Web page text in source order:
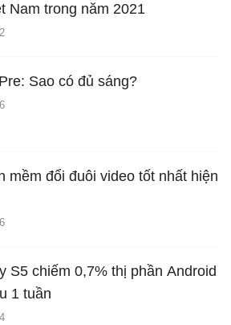
Nam trong năm 2021
Sao có đủ sáng?
mềm đổi đuôi video tốt nhất hiện
S5 chiếm 0,7% thị phần Android
1 tuần